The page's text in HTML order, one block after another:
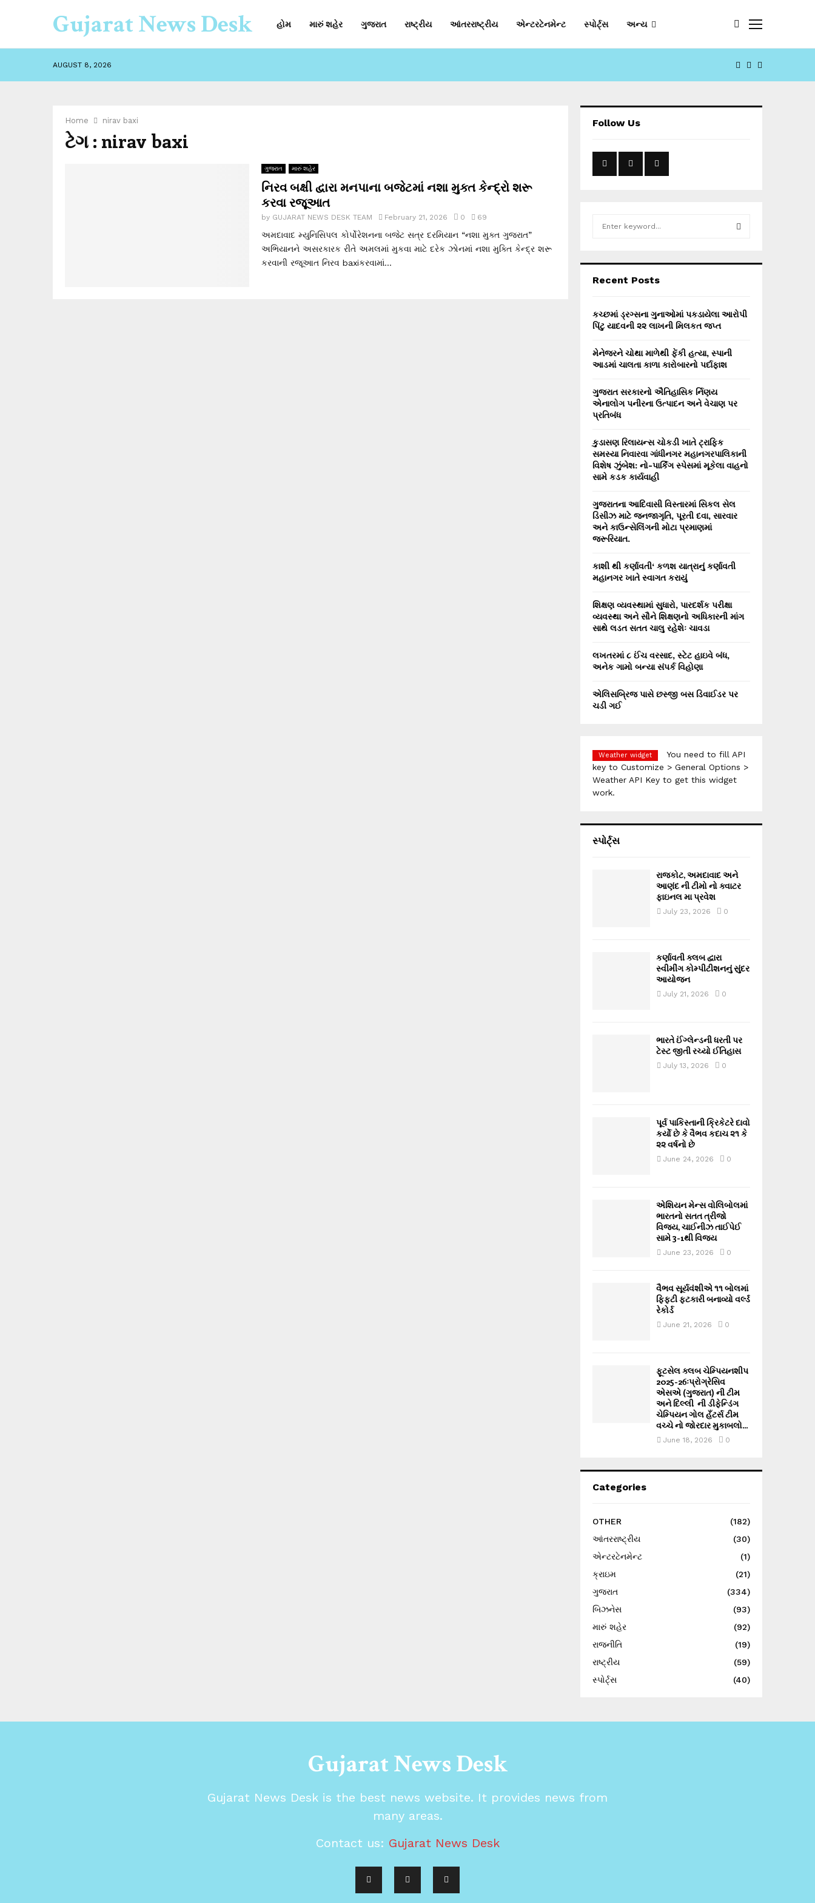
Gujarat News Desk હોમ મારું શહેર ગુજરાત રાષ્ટ્રીય આંતરરાષ્ટ્રીય એન્ટરટેનમેન્ટ સ્પોર્ટ્સ અન્ય
AUGUST 8, 2026 FACEBOOK
YOUTUBE
Home nirav baxi
ટેગ : nirav baxi
ગુજરાત મારું શહેર
નિરવ બક્ષી દ્વારા મનપાના બજેટમાં નશા મુક્ત કેન્દ્રો શરૂ
કરવા રજૂઆત
by GUJARAT NEWS DESK TEAM February 21, 2026 0 69
અમદાવાદ મ્યુનિસિપલ કોર્પોરેશનના બજેટ સત્ર દરમિયાન “નશા મુક્ત ગુજરાત”
અભિયાનને અસરકારક રીતે અમલમાં મુકવા માટે દરેક ઝોનમાં નશા મુક્તિ કેન્દ્ર શરૂ
કરવાની રજૂઆત નિરવ baxiકરવામાં...
Follow Us
h
o
r
Recent Posts
કચ્છમાં ડ્રગ્સના ગુનાઓમાં પકડાયેલા આરોપી
પિંટુ યાદવની ૨૨ લાખની મિલકત જપ્ત
મેનેજરને ચોથા માળેથી ફેંકી હત્યા, સ્પાની
આડમાં ચાલતા કાળા કારોબારનો પર્દાફાશ
ગુજરાત સરકારનો ઐતિહાસિક ર્નિણય
એનાલોગ પનીરના ઉત્પાદન અને વેચાણ પર
પ્રતિબંધ
કુડાસણ રિલાયન્સ ચોકડી ખાતે ટ્રાફિક
સમસ્યા નિવારવા ગાંધીનગર મહાનગરપાલિકાની
વિશેષ ઝુંબેશ: નો-પાર્કિંગ સ્પેસમાં મૂકેલા વાહનો
સામે કડક કાર્યવાહી
ગુજરાતના આદિવાસી વિસ્તારમાં સિકલ સેલ
ડિસીઝ માટે જનજાગૃતિ, પૂરતી દવા, સારવાર
અને કાઉન્સેલિંગની મોટા પ્રમાણમાં
જરૂરિયાત.
કાશી થી કર્ણાવતી‘ કળશ યાત્રાનું કર્ણાવતી
મહાનગર ખાતે સ્વાગત કરાયું
શિક્ષણ વ્યવસ્થામાં સુધારો, પારદર્શક પરીક્ષા
વ્યવસ્થા અને સૌને શિક્ષણનો અધિકારની માંગ
સાથે લડત સતત ચાલુ રહેશેઃ ચાવડા
લખતરમાં ૮ ઈંચ વરસાદ, સ્ટેટ હાઇવે બંધ,
અનેક ગામો બન્યા સંપર્ક વિહોણા
એલિસબ્રિજ પાસે છસ્જી બસ ડિવાઈડર પર
ચડી ગઈ
Weather widget
You need to fill API
key to Customize > General Options >
Weather API Key to get this widget
work.
સ્પોર્ટ્સ
રાજકોટ, અમદાવાદ અને
આણંદ ની ટીમો નો ક્વાટર
ફાઇનલ મા પ્રવેશ
July 23, 2026 0
કર્ણાવતી ક્લબ દ્વારા
સ્વીમીંગ કોમ્પીટીશનનું સુંદર
આયોજન
July 21, 2026 0
ભારતે ઈંગ્લેન્ડની ધરતી પર
ટેસ્ટ જીતી રચ્યો ઈતિહાસ
July 13, 2026 0
પૂર્વ પાકિસ્તાની ક્રિકેટરે દાવો
કર્યો છે કે વૈભવ કદાચ ૨૧ કે
૨૨ વર્ષનો છે
June 24, 2026 0
એશિયન મેન્સ વોલિબોલમાં
ભારતનો સતત ત્રીજો
વિજય, ચાઈનીઝ તાઈપેઈ
સામે 3-1થી વિજય
June 23, 2026 0
વૈભવ સૂર્યવંશીએ ૧૧ બોલમાં
ફિફ્ટી ફટકારી બનાવ્યો વર્લ્ડ
રેકોર્ડ
June 21, 2026 0
ફૂટસેલ ક્લબ ચેમ્પિયનશીપ
2025-26ઃપ્રોગ્રેસિવ
એસએ (ગુજરાત) ની ટીમ
અને દિલ્લી ની ડીફેન્ડિંગ
ચેમ્પિયન ગોલ હઁટર્સ ટીમ
વચ્ચે નો જોરદાર મુકાબલો...
June 18, 2026 0
Categories
OTHER
(182)
આંતરરાષ્ટ્રીય
(30)
એન્ટરટેનમેન્ટ
(1)
ક્રાઇમ
(21)
ગુજરાત
(334)
બિઝનેસ
(93)
મારું શહેર
(92)
રાજનીતિ
(19)
રાષ્ટ્રીય
(59)
સ્પોર્ટ્સ
(40)
Gujarat News Desk
Gujarat News Desk is the best news website. It provides news from
many areas.
Contact us: Gujarat News Desk